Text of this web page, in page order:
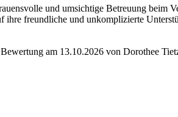
und umsichtige Betreuung beim
freundliche und unkomplizierte
Bewertung am 13.10.2026 von Dorothee